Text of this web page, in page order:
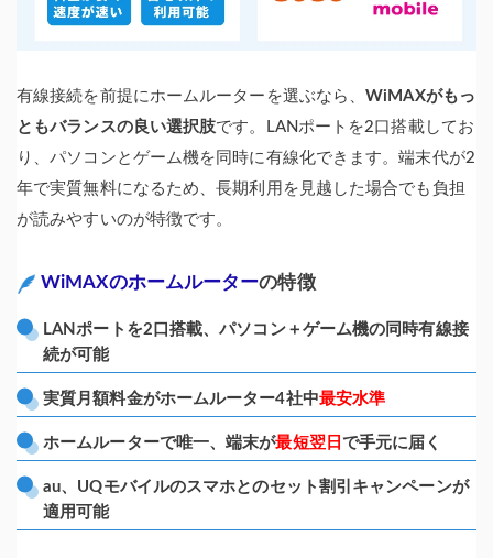
有線接続を前提にホームルーターを選ぶなら、WiMAXがもっ
ともバランスの良い選択肢です。LANポートを2口搭載してお
り、パソコンとゲーム機を同時に有線化できます。端末代が2
年で実質無料になるため、長期利用を見越した場合でも負担
が読みやすいのが特徴です。
WiMAXのホームルーターの特徴
LANポートを2口搭載、パソコン＋ゲーム機の同時有線接
続が可能
実質月額料金がホームルーター4社中最安水準
ホームルーターで唯一、端末が最短翌日 で手元に届く
au、UQモバイルのスマホとのセット割引キャンペーンが
適用可能